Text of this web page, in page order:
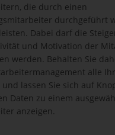
die durch einen
durchgeführt
Dabei darf die
und Motivation der
werden. Behalten Sie
alle
und lassen Sie sich auf
Daten zu einem
anzeigen.